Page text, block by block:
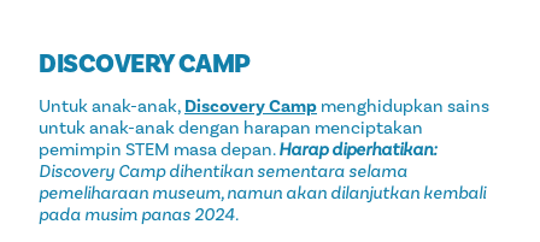
DISCOVERY CAMP
Untuk anak-anak, Discovery Camp menghidupkan sains
untuk anak-anak dengan harapan menciptakan
pemimpin STEM masa depan.Harap diperhatikan:
Discovery Camp dihentikan sementara selama
pemeliharaan museum, namun akan dilanjutkan kembali
pada musim panas 2024.